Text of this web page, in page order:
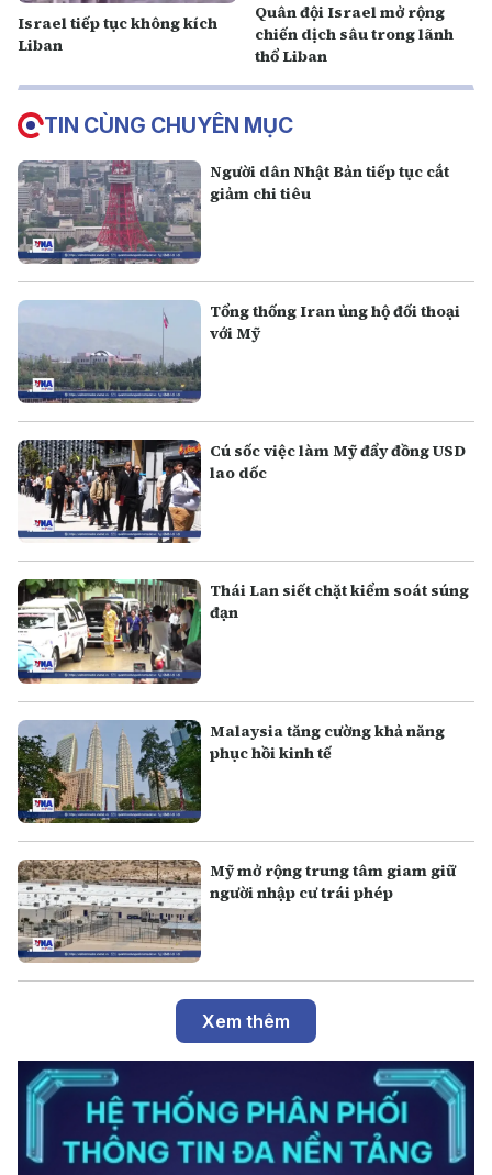
Israel tiếp tục không kích
Liban
Quân đội Israel mở rộng
chiến dịch sâu trong lãnh
thổ Liban
TIN CÙNG CHUYÊN MỤC
Người dân Nhật Bản tiếp tục cắt
giảm chi tiêu
Tổng thống Iran ủng hộ đối thoại
với Mỹ
Cú sốc việc làm Mỹ đẩy đồng USD
lao dốc
Thái Lan siết chặt kiểm soát súng
đạn
Malaysia tăng cường khả năng
phục hồi kinh tế
Mỹ mở rộng trung tâm giam giữ
người nhập cư trái phép
Xem thêm